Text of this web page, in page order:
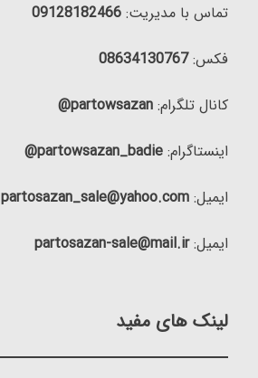
تماس با مدیریت:09128182466
فکس:08634130767
کانال تلگرام:partowsazan@
اینستاگرام:partowsazan_badie@
ایمیل:partosazan_sale@yahoo.com
ایمیل:partosazan-sale@mail.ir
لینک های مفید